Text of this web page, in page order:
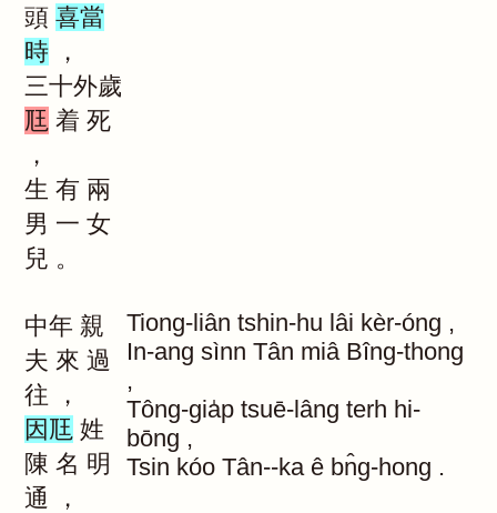
頭 喜當
時
，
三十外歲
尫 着 死
，
生 有 兩
男 一 女
兒 。
中年 親
夫 來 過
往
，
因尫 姓
陳 名 明
通
，
Tiong-liân tshin-hu lâi kèr-óng ,
In-ang sìnn Tân miâ Bîng-thong
,
Tông-gia̍p tsuē-lâng terh hi-
bōng ,
Tsin kóo Tân--ka ê bn̂g-hong .